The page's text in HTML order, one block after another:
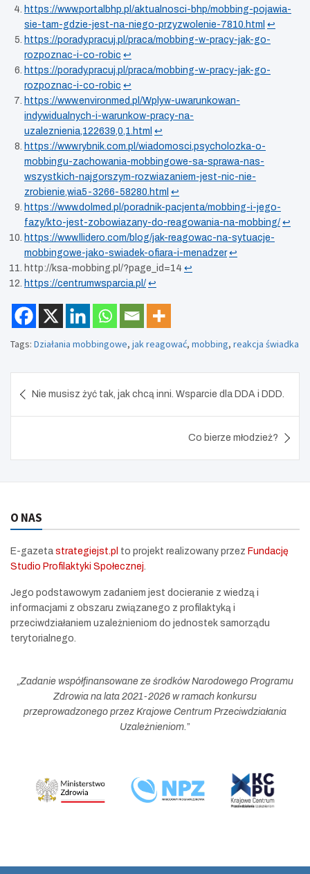
https://www.portalbhp.pl/aktualnosci-bhp/mobbing-pojawia-
sie-tam-gdzie-jest-na-niego-przyzwolenie-7810.html ↩︎
https://porady.pracuj.pl/praca/mobbing-w-pracy-jak-go-
rozpoznac-i-co-robic ↩︎
https://porady.pracuj.pl/praca/mobbing-w-pracy-jak-go-
rozpoznac-i-co-robic ↩︎
https://www.environmed.pl/Wplyw-uwarunkowan-
indywidualnych-i-warunkow-pracy-na-
uzaleznienia,122639,0,1.html ↩︎
https://www.rybnik.com.pl/wiadomosci,psycholozka-o-
mobbingu-zachowania-mobbingowe-sa-sprawa-nas-
wszystkich-najgorszym-rozwiazaniem-jest-nic-nie-
zrobienie,wia5-3266-58280.html ↩︎
https://www.dolmed.pl/poradnik-pacjenta/mobbing-i-jego-
fazy/kto-jest-zobowiazany-do-reagowania-na-mobbing/ ↩︎
https://www.llidero.com/blog/jak-reagowac-na-sytuacje-
mobbingowe-jako-swiadek-ofiara-i-menadzer ↩︎
http://ksa-mobbing.pl/?page_id=14 ↩︎
https://centrumwsparcia.pl/ ↩︎
Tags: Działania mobbingowe, jak reagować, mobbing, reakcja świadka
wpisu
Nie musisz żyć tak, jak chcą inni. Wsparcie dla DDA i DDD.
Co bierze młodzież?
O NAS
E-gazeta strategiejst.pl to projekt realizowany przez Fundację
Studio Profilaktyki Społecznej
Jego podstawowym zadaniem jest docieranie z wiedzą i
informacjami z obszaru związanego z profilaktyką i
przeciwdziałaniem uzależnieniom do jednostek samorządu
terytorialnego.
Zadanie współfinansowane ze środków Narodowego Programu
Zdrowia na lata 2021-2026 w ramach konkursu
przeprowadzonego przez Krajowe Centrum Przeciwdziałania
Uzależnieniom. ”